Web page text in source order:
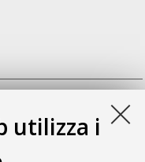
utilizza i
shape instability caused
in pediatric
dynamics to novel
thesis], Alma Mater